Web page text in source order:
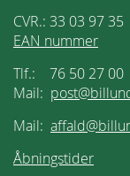
CVR.: 33 03 97 35
EAN nummer
Tlf.: 76 50 27 00
Mail:
Mail:
Åbningstider